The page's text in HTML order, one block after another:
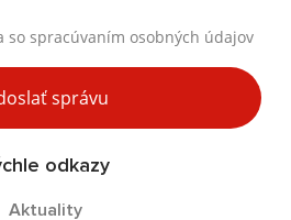
so spracúvaním osobných údajov
správu
odkazy
Aktuality